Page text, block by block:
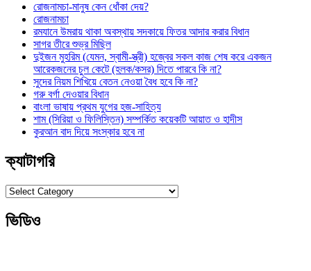
রোজনামচা-মানুষ কেন ধোঁকা দেয়?
রোজনামচা
রমযানে উমরায় থাকা অবস্থায় সদকায়ে ফিতর আদার করার বিধান
সাগর তীরে শুভ্র মিছিল
দুইজন মুহরিম (যেমন, স্বামী-স্ত্রী) হজ্বের সকল কাজ শেষ করে একজন
আরেকজনের চুল কেটে (হলক/কসর) দিতে পারবে কি না?
সুদের নিয়ম শিখিয়ে বেতন নেওয়া বৈধ হবে কি না?
গরু বর্গা দেওয়ার বিধান
বাংলা ভাষায় প্রথম যুগের হজ-সাহিত্য
শাম (সিরিয়া ও ফিলিস্তিন) সম্পর্কিত কয়েকটি আয়াত ও হাদীস
কুরআন বাদ দিয়ে সংস্কার হবে না
ক্যাটাগরি
ক্যাটাগরি
ভিডিও